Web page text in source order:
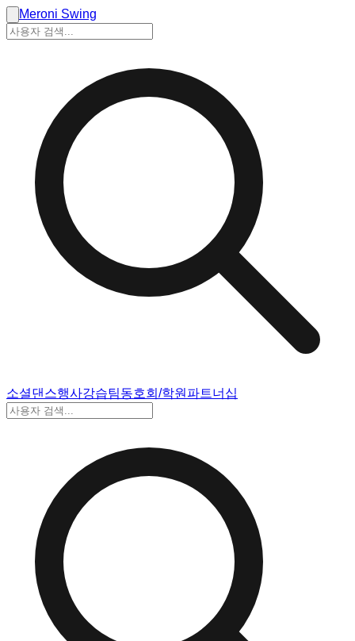
Meroni Swing
소셜댄스행사강습팀동호회/학원 파트너십